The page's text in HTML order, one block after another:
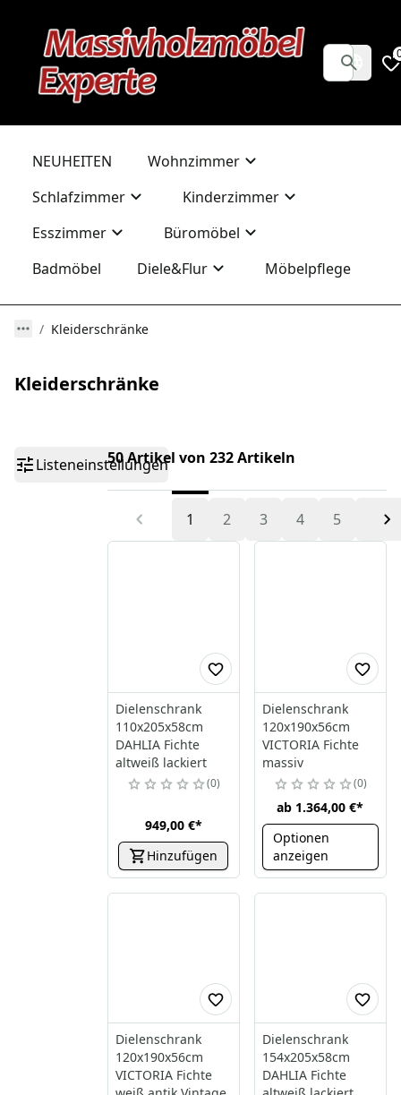
NEUHEITEN
Wohnzimmer
Schlafzimmer
Kinderzimmer
Esszimmer
Büromöbel
Badmöbel
Diele&Flur Möbelpflege
Kleiderschränke
Kleiderschränke
Listeneinstellungen50 Artikel von 232 Artikeln
1 2 3 4 5
Dielenschrank
110x205x58cm
DAHLIA Fichte
altweiß lackiert
0
949,00 €*
Hinzufügen
Dielenschrank
120x190x56cm
VICTORIA Fichte
massiv
0
ab 1.364,00 €*
Optionen
anzeigen
Dielenschrank
120x190x56cm
VICTORIA Fichte
Dielenschrank
154x205x58cm
DAHLIA Fichte